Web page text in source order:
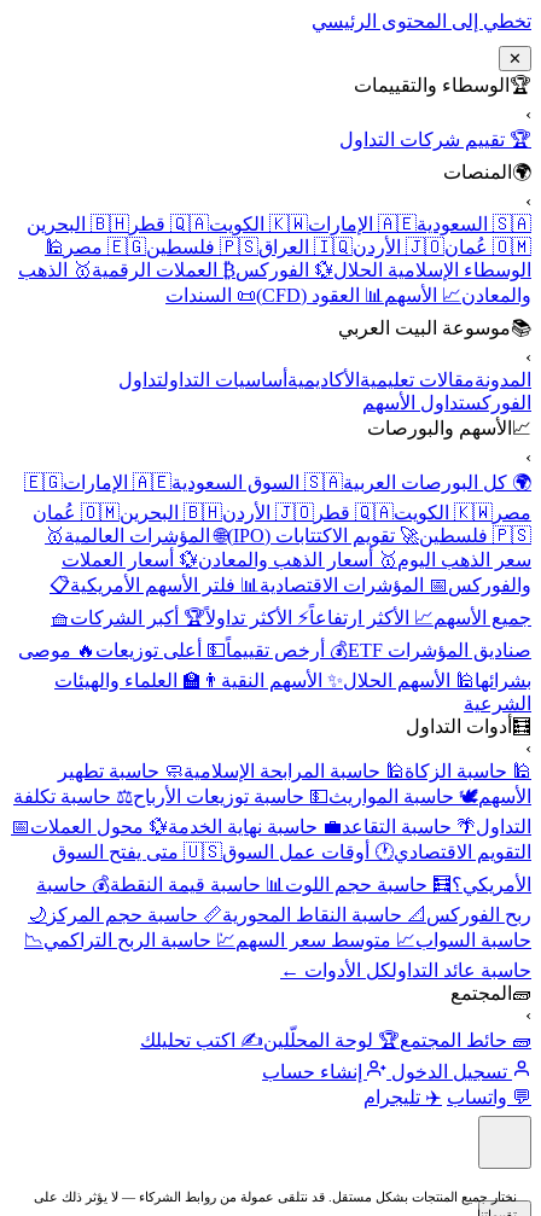
تخطي إلى المحتوى الرئيسي
✕
🏆 الوسطاء والتقييمات
›
🏆 تقييم شركات التداول
🌍 المنصات
›
🇸🇦 السعودية
🇦🇪 الإمارات 🇰🇼 الكويت 🇶🇦 قطر
🇧🇭 البحرين
🇴🇲 عُمان
🇯🇴 الأردن 🇮🇶 العراق 🇵🇸 فلسطين 🇪🇬 مصر
🕌
الوسطاء الإسلامية الحلال💱 الفوركس₿ العملات الرقمية🥇 الذهب
والمعادن📈 الأسهم 📊 العقود (CFD)
📜 السندات
📚موسوعة البيت العربي
›
المدونةمقالات تعليمية الأكاديمية أساسيات التداولتداول
الفوركستداول الأسهم
📈 الأسهم والبورصات
›
🌍 كل البورصات العربية🇸🇦 السوق السعودية 🇦🇪 الإمارات
🇪🇬
مصر 🇰🇼 الكويت 🇶🇦 قطر 🇯🇴 الأردن 🇧🇭 البحرين
🇴🇲 عُمان
🇵🇸 فلسطين
🚀 تقويم الاكتتابات (IPO) 🌐 المؤشرات العالمية🥇
سعر الذهب اليوم🥇 أسعار الذهب والمعادن💱 أسعار العملات
والفوركس📅 المؤشرات الاقتصادية 📊 فلتر الأسهم الأمريكية📋
جميع الأسهم📈 الأكثر ارتفاعاً⚡ الأكثر تداولاً🏆 أكبر الشركات🧺
صناديق المؤشرات ETF
💰 أرخص تقييماً💵 أعلى توزيعات 🔥 موصى
بشرائها🕌 الأسهم الحلال✨ الأسهم النقية 👨‍🏫 العلماء والهيئات
الشرعية
🧮 أدوات التداول
›
🕌 حاسبة الزكاة🕌 حاسبة المرابحة الإسلامية🧼 حاسبة تطهير
الأسهم🕊️ حاسبة المواريث💵 حاسبة توزيعات الأرباح⚖️ حاسبة تكلفة
التداول🌴 حاسبة التقاعد💼 حاسبة نهاية الخدمة💱 محول العملات📅
التقويم الاقتصادي🕐 أوقات عمل السوق
🇺🇸 متى يفتح السوق
الأمريكي؟🧮 حاسبة حجم اللوت 📊 حاسبة قيمة النقطة💰 حاسبة
ربح الفوركس 📐 حاسبة النقاط المحورية📏 حاسبة حجم المركز 🌙
حاسبة السواب📈 متوسط سعر السهم💹 حاسبة الربح التراكمي📉
حاسبة عائد التداولكل الأدوات ←
🧱 المجتمع
›
🧱 حائط المجتمع🏆 لوحة المحلّلين✍️ اكتب تحليلك
تسجيل الدخول
إنشاء حساب
💬 واتساب ✈️ تليجرام
نختار جميع المنتجات بشكل مستقل. قد نتلقى عمولة من روابط الشركاء — لا يؤثر ذلك على